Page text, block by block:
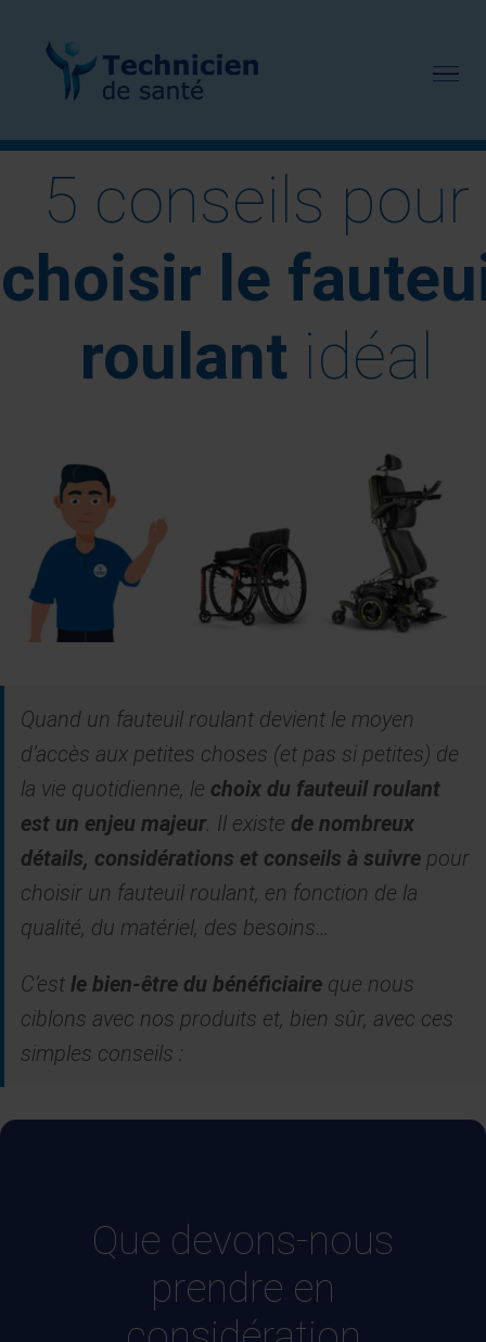
contenu
5 conseils pour
choisir le
roulant idéal
Quand un fauteuil roulant devient le moyen
d’accès aux petites choses (et pas si petites) de
la vie quotidienne, le choix du fauteuil roulant
est un enjeu majeur. Il existe de nombreux
détails, considérations et conseils à suivre pour
choisir un fauteuil roulant, en fonction de la
qualité, du matériel, des besoins…
C’est le bien-être du bénéficiaire que nous
ciblons avec nos produits et, bien sûr, avec ces
simples conseils :
Que devons-nous
prendre en